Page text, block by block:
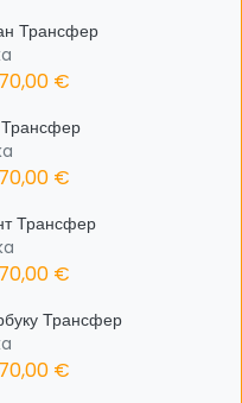
Трансфер
70,00 €
70,00 €
Трансфер
70,00 €
Трансфер
70,00 €